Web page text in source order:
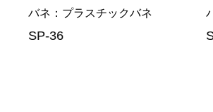
バネ
キックバネ
SP-26